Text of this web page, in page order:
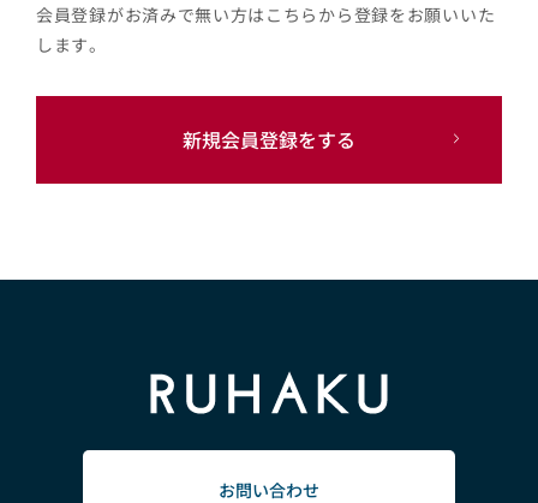
会員登録がお済みで無い方はこちらから登録をお願いいた
します。
新規会員登録をする
お問い合わせ